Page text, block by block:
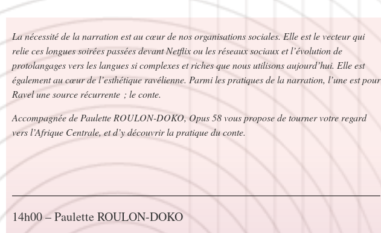
La nécessité de la narration est au cœur de nos organisations sociales. Elle est le vecteur qui
relie ces longues soirées passées devant Netflix ou les réseaux sociaux et l’évolution de
protolangages vers les langues si complexes et riches que nous utilisons aujourd’hui. Elle est
également au cœur de l’esthétique ravélienne. Parmi les pratiques de la narration, l’une est pour
Ravel une source récurrente ; le conte.
Accompagnée de Paulette ROULON-DOKO, Opus 58 vous propose de tourner votre regard
vers l’Afrique Centrale, et d’y découvrir la pratique du conte.
14h00 – Paulette ROULON-DOKO